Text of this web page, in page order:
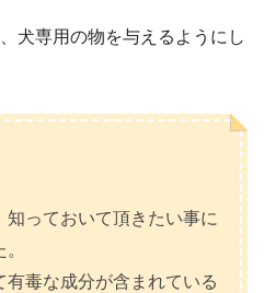
犬専用の物を与えるようにし
っておいて頂きたい事に
毒な成分が含まれている